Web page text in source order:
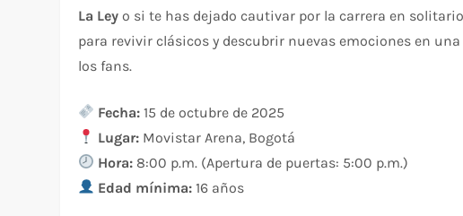
La Ley o si te has dejado cautivar por la carrera en
para revivir clásicos y descubrir nuevas emociones en
los fans.
Fecha: 15 de octubre de 2025
Lugar: Movistar Arena, Bogotá
Hora: 8:00 p.m. (Apertura de puertas: 5:00 p.m.)
Edad mínima: 16 años